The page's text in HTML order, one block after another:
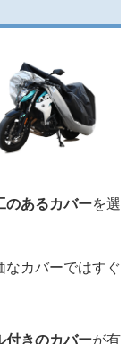
のあるカバーを選
カバーではすぐ
付きのカバーが有